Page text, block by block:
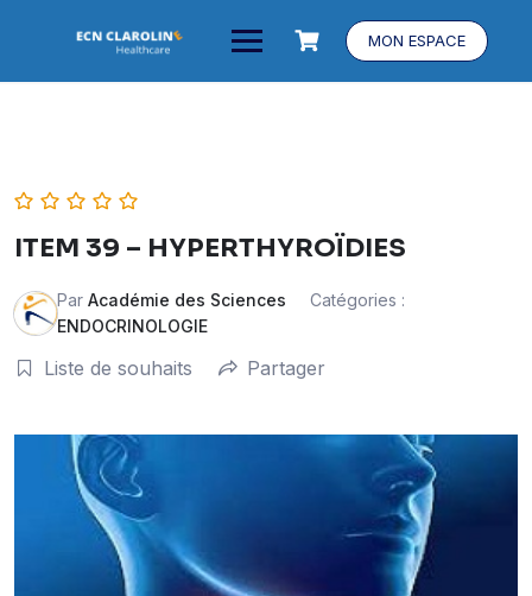
MON ESPACE
ITEM 39 – HYPERTHYROÏDIES
Par Académie des Sciences
Catégories :
ENDOCRINOLOGIE
Liste de souhaits Partager